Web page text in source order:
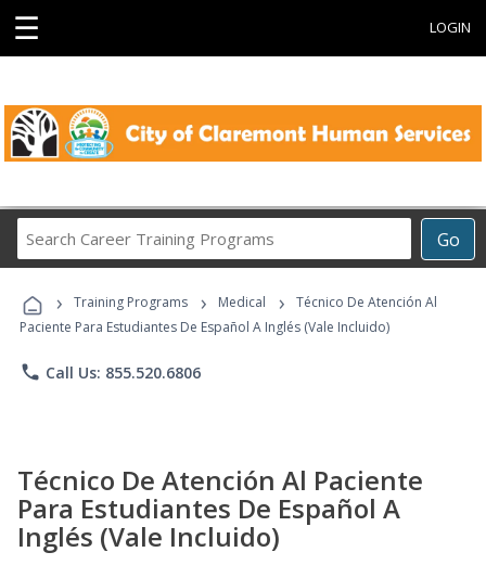
☰ LOGIN
Go
Career
Programs
› Training Programs › Medical ›
Técnico De Atención Al
Paciente Para Estudiantes De Español A Inglés (Vale Incluido)
phone Call Us: 855.520.6806
Técnico De Atención Al Paciente
Para Estudiantes De Español A
Inglés (Vale Incluido)